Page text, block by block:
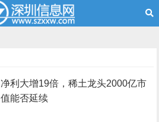
净利大增19倍，稀土龙头2000亿市
值能否延续